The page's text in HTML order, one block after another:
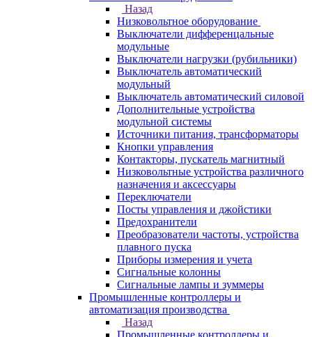
Назад
Низковольтное оборудование
Выключатели дифференцальные
модульные
Выключатели нагрузки (рубильники)
Выключатель автоматический
модульный
Выключатель автоматический силовой
Дополнительные устройства
модульной системы
Источники питания, трансформаторы
Кнопки управления
Контакторы, пускатель магнитный
Низковольтные устройства различного
назначения и аксессуары
Переключатели
Посты управления и джойстики
Предохранители
Преобразователи частоты, устройства
плавного пуска
Приборы измерения и учета
Сигнальные колонны
Сигнальные лампы и зуммеры
Промышленные контроллеры и
автоматизация производства
Назад
Промышленные контроллеры и